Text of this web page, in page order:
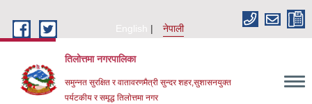
English
नेपाली
तिलोत्तमा नगरपालिका
समुन्नत सुरक्षित र वातावरणमैत्री सुन्दर शहर,सुशासनयुक्त
पर्यटकीय र समृद्ध तिलाेत्तमा नगर